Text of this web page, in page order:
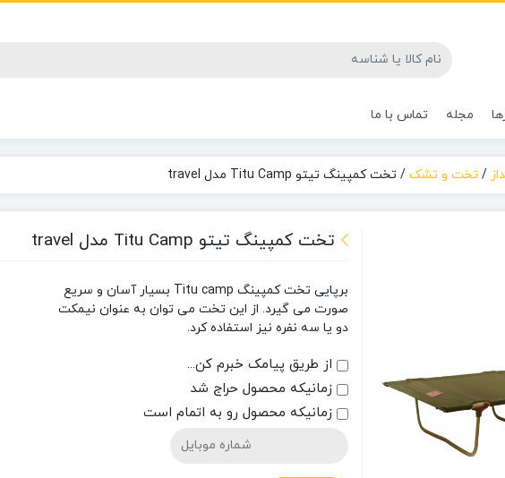
مجله تماس با ما
/ تخت و تشک/ تخت کمپینگ تیتو Titu Camp مدل travel
تخت کمپینگ تیتو Titu Camp مدل travel
برپایی تخت کمپینگ Titu camp بسیار آسان و سریع
صورت می گیرد. از این تخت می توان به عنوان نیمکت
دو یا سه نفره نیز استفاده کرد.
از طریق پیامک خبرم کن...
زمانیکه محصول حراج شد
زمانیکه محصول رو به اتمام است